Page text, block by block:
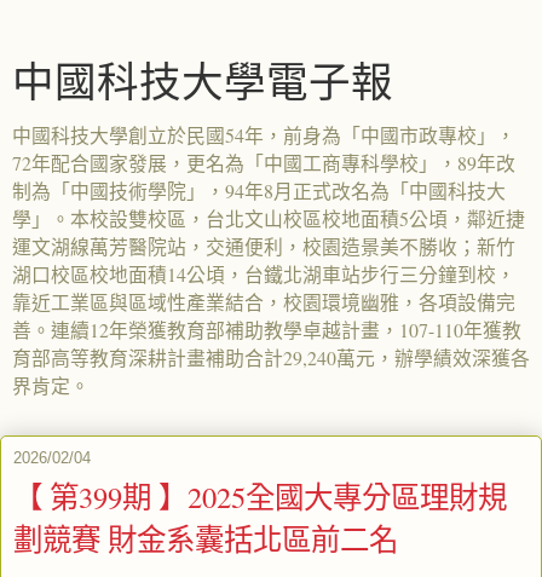
中國科技大學電子報
中國科技大學創立於民國54年，前身為「中國市政專校」，
72年配合國家發展，更名為「中國工商專科學校」，89年改
制為「中國技術學院」，94年8月正式改名為「中國科技大
學」。本校設雙校區，台北文山校區校地面積5公頃，鄰近捷
運文湖線萬芳醫院站，交通便利，校園造景美不勝收；新竹
湖口校區校地面積14公頃，台鐵北湖車站步行三分鐘到校，
靠近工業區與區域性產業結合，校園環境幽雅，各項設備完
善。連續12年榮獲教育部補助教學卓越計畫，107-110年獲教
育部高等教育深耕計畫補助合計29,240萬元，辦學績效深獲各
界肯定。
2026/02/04
【 第399期 】2025全國大專分區理財規
劃競賽 財金系囊括北區前二名